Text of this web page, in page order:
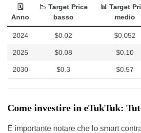
🗓
Anno
📉 Target Price
basso
📊 Target
medio
2024 $0.02 $0.052
2025 $0.08 $0.10
2030 $0.3 $0.57
Come investire in eTukTuk:
È importante notare che lo smart